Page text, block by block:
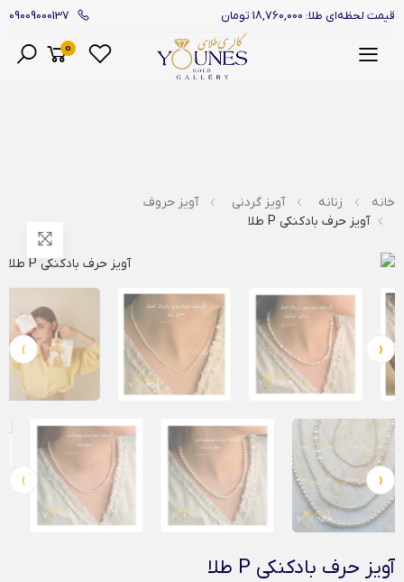
قیمت لحظه‌ای طلا: 18,760,000 تومان 09009000137
0
خانه زنانه آویز گردنی
آویز حروف
آویز حرف بادکنکی P طلا
‹
›
‹
›
آویز حرف بادکنکی P طلا